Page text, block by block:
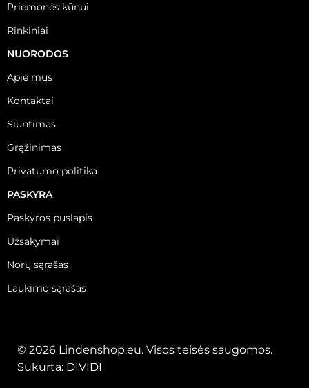
Priemonės kūnui
Rinkiniai
NUORODOS
Apie mus
Kontaktai
Siuntimas
Grąžinimas
Privatumo politika
PASKYRA
Paskyros puslapis
Užsakymai
Norų sąrašas
Laukimo sąrašas
© 2026 Lindenshop.eu. Visos teisės saugomos.
Sukurta: DIVIDI